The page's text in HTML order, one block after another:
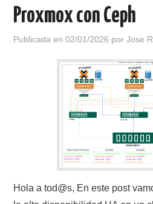
Proxmox con Ceph
Publicada en02/01/2026 porJose
Hola a tod@s, En este post